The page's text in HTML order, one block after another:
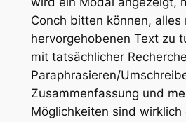
Conch bitten können, alles
hervorgehobenen Text zu
mit tatsächlicher
Paraphrasieren/
Zusammenfassung und
Möglichkeiten sind wirklich